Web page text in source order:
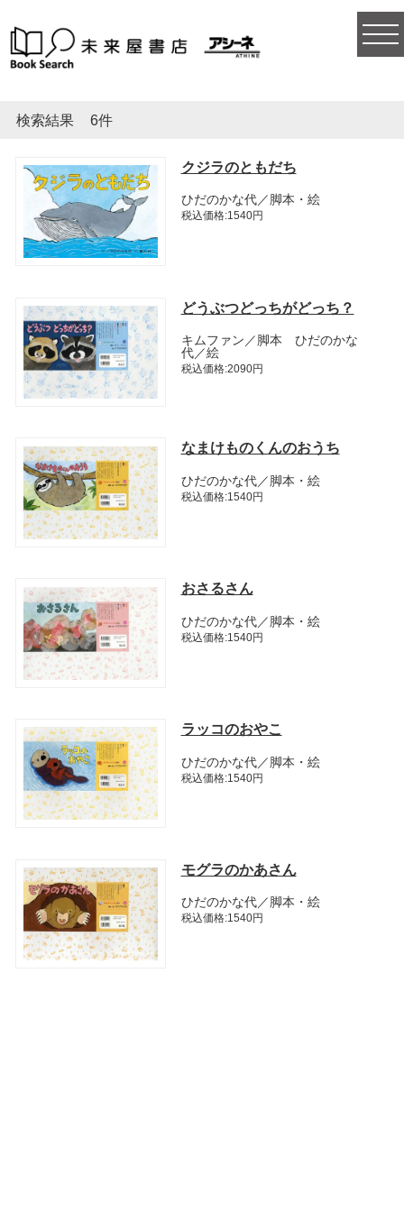
検索結果 6件
クジラのともだち
ひだのかな代／脚本・絵
税込価格:1540円
どうぶつどっちがどっち？
キムファン／脚本 ひだのかな
代／絵
税込価格:2090円
なまけものくんのおうち
ひだのかな代／脚本・絵
税込価格:1540円
おさるさん
ひだのかな代／脚本・絵
税込価格:1540円
ラッコのおやこ
ひだのかな代／脚本・絵
税込価格:1540円
モグラのかあさん
ひだのかな代／脚本・絵
税込価格:1540円